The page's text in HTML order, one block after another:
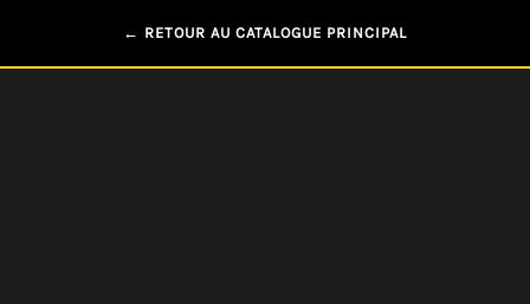
← RETOUR AU CATALOGUE PRINCIPAL